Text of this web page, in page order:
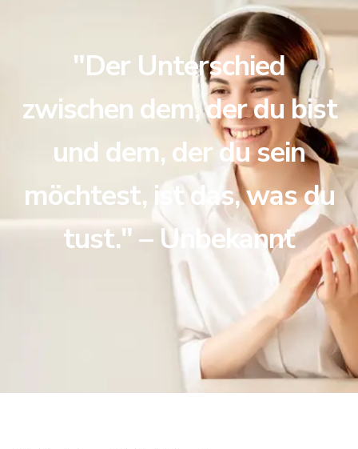
"Der Unterschied
zwischen dem, der du bist
und dem, der du sein
möchtest, ist das, was du
tust." – Unbekannt